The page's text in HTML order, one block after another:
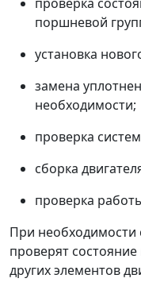
поршневой
установка
замена
необходимости;
проверка
сборка
проверка
При необходимости
проверят
других элементов